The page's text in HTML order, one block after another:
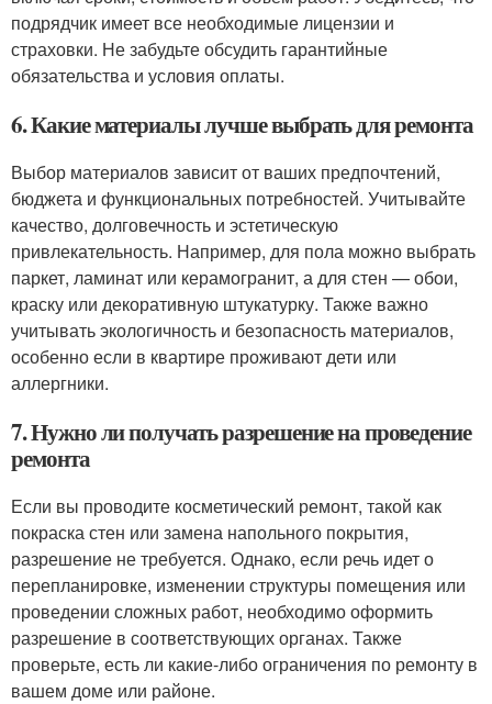
подрядчик имеет все необходимые лицензии и
страховки. Не забудьте обсудить гарантийные
обязательства и условия оплаты.
6. Какие материалы лучше выбрать для ремонта
Выбор материалов зависит от ваших предпочтений,
бюджета и функциональных потребностей. Учитывайте
качество, долговечность и эстетическую
привлекательность. Например, для пола можно выбрать
паркет, ламинат или керамогранит, а для стен — обои,
краску или декоративную штукатурку. Также важно
учитывать экологичность и безопасность материалов,
особенно если в квартире проживают дети или
аллергники.
7. Нужно ли получать разрешение на проведение
ремонта
Если вы проводите косметический ремонт, такой как
покраска стен или замена напольного покрытия,
разрешение не требуется. Однако, если речь идет о
перепланировке, изменении структуры помещения или
проведении сложных работ, необходимо оформить
разрешение в соответствующих органах. Также
проверьте, есть ли какие-либо ограничения по ремонту в
вашем доме или районе.